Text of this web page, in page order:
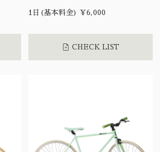
1日(基本料金) ¥6,000
CHECK LIST